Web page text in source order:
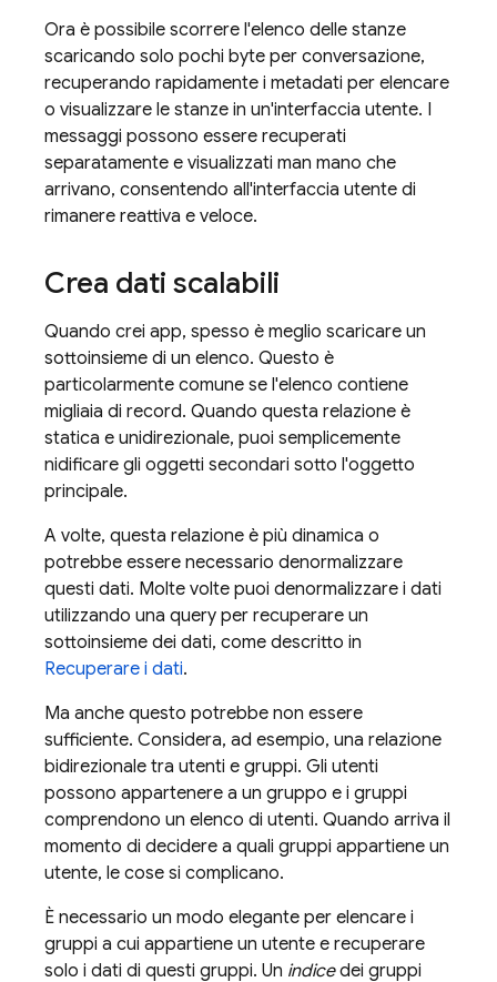
Ora è possibile scorrere l'elenco delle stanze
scaricando solo pochi byte per conversazione,
recuperando rapidamente i metadati per elencare
o visualizzare le stanze in un'interfaccia utente. I
messaggi possono essere recuperati
separatamente e visualizzati man mano che
arrivano, consentendo all'interfaccia utente di
rimanere reattiva e veloce.
Crea dati scalabili
Quando crei app, spesso è meglio scaricare un
sottoinsieme di un elenco. Questo è
particolarmente comune se l'elenco contiene
migliaia di record. Quando questa relazione è
statica e unidirezionale, puoi semplicemente
nidificare gli oggetti secondari sotto l'oggetto
principale.
A volte, questa relazione è più dinamica o
potrebbe essere necessario denormalizzare
questi dati. Molte volte puoi denormalizzare i dati
utilizzando una query per recuperare un
sottoinsieme dei dati, come descritto in
Recuperare i dati.
Ma anche questo potrebbe non essere
sufficiente. Considera, ad esempio, una relazione
bidirezionale tra utenti e gruppi. Gli utenti
possono appartenere a un gruppo e i gruppi
comprendono un elenco di utenti. Quando arriva il
momento di decidere a quali gruppi appartiene un
utente, le cose si complicano.
È necessario un modo elegante per elencare i
gruppi a cui appartiene un utente e recuperare
solo i dati di questi gruppi. Un indicedei gruppi